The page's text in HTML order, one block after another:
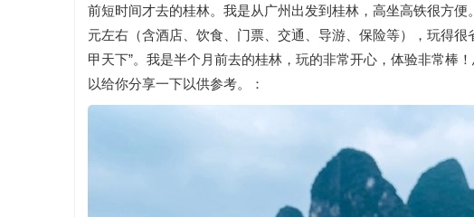
前短时间才去的桂林。我是从广州出发到桂林，高坐高铁很方
元左右（含酒店、饮食、门票、交通、导游、保险等），玩得
甲天下”。我是半个月前去的桂林，玩的非常开心，体验非常棒
以给你分享一下以供参考。：